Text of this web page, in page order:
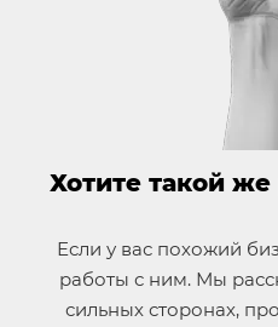
Хотите такой же
Если у вас похожий
работы с ним. Мы
сильных сторонах,